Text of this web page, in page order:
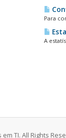
Para
A
TI. All Rights